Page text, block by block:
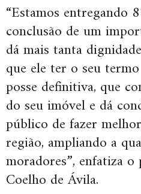
“Estamos entregando
conclusão de um
dá mais tanta
que ele ter o seu
posse definitiva, que
do seu imóvel e dá
público de fazer
região, ampliando a
moradores”, enfatiza
Coelho de Ávila.